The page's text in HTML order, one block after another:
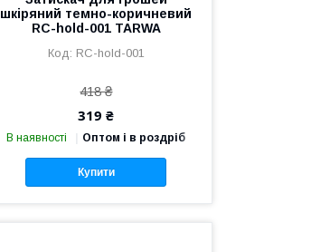
шкіряний темно-коричневий
RC-hold-001 TARWA
RC-hold-001
418 ₴
319 ₴
В наявності Оптом і в роздріб
Купити